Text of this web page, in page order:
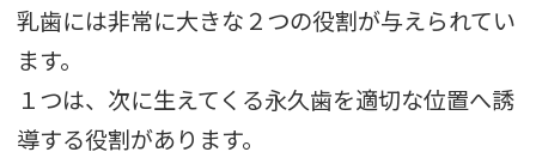
乳歯には非常に大きな２つの役割が与えられてい
ます。
１つは、次に生えてくる永久歯を適切な位置へ誘
導する役割があります。